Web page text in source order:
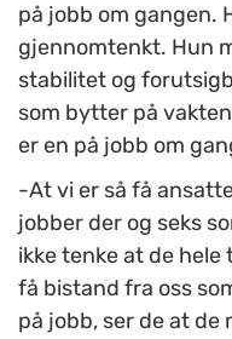
på jobb om gangen.
gjennomtenkt. Hun
stabilitet og
som bytter på
er en på jobb om
-At vi er så få
jobber der og seks
ikke tenke at de
få bistand fra oss
på jobb, ser de at de